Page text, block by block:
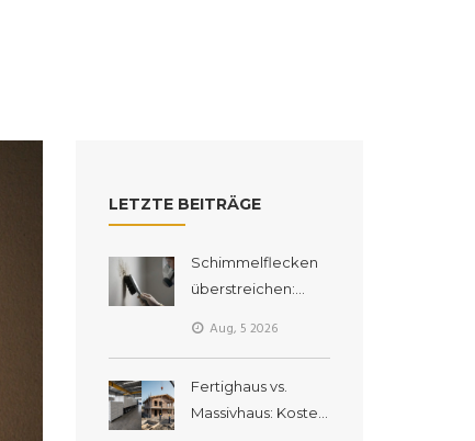
LETZTE BEITRÄGE
Schimmelflecken
überstreichen:
gelingt
Aug, 5 2026
Fertighaus vs.
Massivhaus: Kosten,